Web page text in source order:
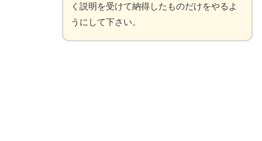
く説明を受けて納得したものだけをやるよ
うにして下さい。